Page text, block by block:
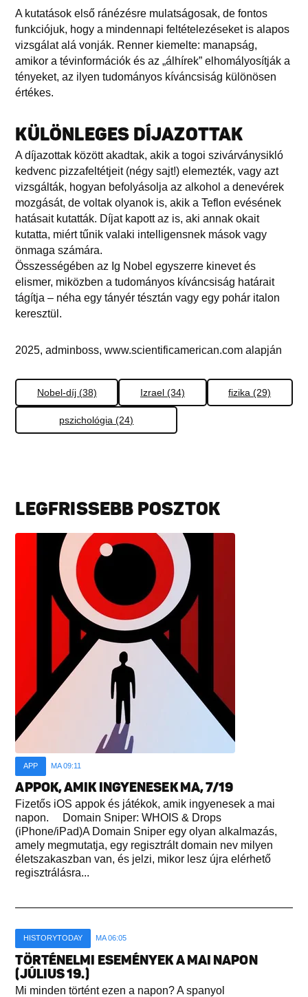
A kutatások első ránézésre mulatságosak, de fontos
funkciójuk, hogy a mindennapi feltételezéseket is alapos
vizsgálat alá vonják. Renner kiemelte: manapság,
amikor a tévinformációk és az „álhírek” elhomályosítják a
tényeket, az ilyen tudományos kíváncsiság különösen
értékes.
KÜLÖNLEGES DÍJAZOTTAK
A díjazottak között akadtak, akik a togoi szivárványsikló
kedvenc pizzafeltétjeit (négy sajt!) elemezték, vagy azt
vizsgálták, hogyan befolyásolja az alkohol a denevérek
mozgását, de voltak olyanok is, akik a Teflon evésének
hatásait kutatták. Díjat kapott az is, aki annak okait
kutatta, miért tűnik valaki intelligensnek mások vagy
önmaga számára.
Összességében az Ig Nobel egyszerre kinevet és
elismer, miközben a tudományos kíváncsiság határait
tágítja – néha egy tányér tésztán vagy egy pohár italon
keresztül.
2025, adminboss, www.scientificamerican.com alapján
Nobel-díj (38) Izrael (34) fizika (29)
pszichológia (24)
LEGFRISSEBB POSZTOK
APP MA 09:11
APPOK, AMIK INGYENESEK MA, 7/19
Fizetős iOS appok és játékok, amik ingyenesek a mai
napon. Domain Sniper: WHOIS & Drops
(iPhone/iPad)A Domain Sniper egy olyan alkalmazás,
amely megmutatja, egy regisztrált domain nev milyen
életszakaszban van, és jelzi, mikor lesz újra elérhető
regisztrálásra...
HISTORYTODAY MA 06:05
TÖRTÉNELMI ESEMÉNYEK A MAI NAPON
(JÚLIUS 19.)
Mi minden történt ezen a napon? A spanyol